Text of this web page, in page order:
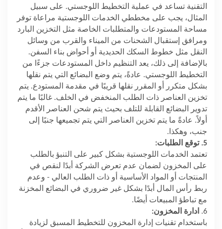
التقنية تساعد في عملية التخطيط اللوجستي. على سبيل
المثال، يجب على مخططي الخدمات اللوجستية مراعاة توفر
مساحة المستودعات والمتطلبات الخاصة مثل التخزين البارد
ومرافق إستقبال الشحنات من الميناء والقرب من وسائل
النقل مثل خطوط السكك الحديدية أو أحواض بناء السفن.
بالإضافة إلى ذلك، يعد التنظيم داخل المستودعات جزءًا من
التخطيط اللوجستي. عادةً، يتم وضع البضائع التي يتم نقلها
بشكل متكرر أو المقرر نقلها قريبًا في مقدمة المستودع. يتم
تخزين العناصر ذات الطلب المنخفض في الخلف. غالبًا ما يتم
تدوير البضائع القابلة للتلف بحيث يتم شحن العناصر الأقدم
أولاً. عادةً ما يتم تخزين العناصر التي يتم تجميعها جنبًا إلى
جنب، وهكذا.
5. توقع الطلبات:
تعتمد الخدمات اللوجستية بشكل كبير على التنبؤ بالطلب
على المخزون لضمان عدم تعرض الشركة أبدًا لنقص في
المنتجات أو المواد الأساسية أو ذات الطلب العالي - وعدم
ربط رأس المال أبدًا بشكل غير ضروري في البضائع المخزنة
مع تباطؤ المبيعات أيضًا.
6.
ادارة المخزون:
باستخدام تقنيات إدارة المخزون للتخطيط المسبق لزيادة